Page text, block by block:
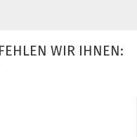
WIR IHNEN: